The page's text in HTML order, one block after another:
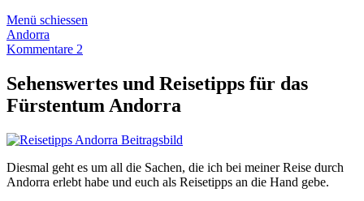
Menü schiessen
Andorra
Kommentare 2
Sehenswertes und Reisetipps für das
Fürstentum Andorra
Diesmal geht es um all die Sachen, die ich bei meiner Reise durch
Andorra erlebt habe und euch als Reisetipps an die Hand gebe.